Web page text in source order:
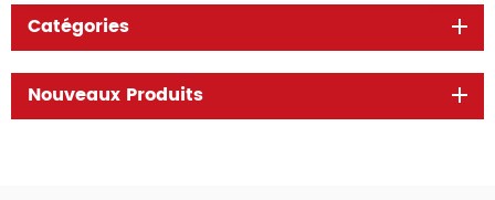
Catégories
Nouveaux Produits